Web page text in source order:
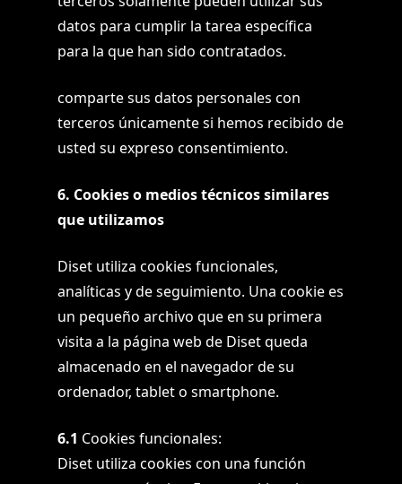
datos para cumplir la tarea específica
para la que han sido contratados.
comparte sus datos personales con
terceros únicamente si hemos recibido de
usted su expreso consentimiento.
6. Cookies o medios técnicos similares
que utilizamos
Diset utiliza cookies funcionales,
analíticas y de seguimiento. Una cookie es
un pequeño archivo que en su primera
visita a la página web de Diset queda
almacenado en el navegador de su
ordenador, tablet o smartphone.
6.1 Cookies funcionales:
Diset utiliza cookies con una función